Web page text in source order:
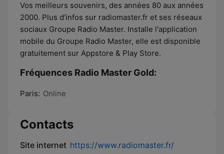
Vos meilleurs souvenirs, des années 80 aux années
2000. Plus d’infos sur radiomaster.fr et ses réseaux
sociaux Groupe Radio Master. Installe l'application
mobile du Groupe Radio Master, elle est disponible
gratuitement sur Appstore & Play Store.
Fréquences Radio Master Gold:
Paris: Online
Contacts
Site internet https://www.radiomaster.fr/